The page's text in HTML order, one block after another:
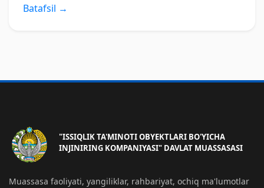
Batafsil →
"ISSIQLIK TA'MINOTI OBYEKTLARI BO'YICHA
INJINIRING KOMPANIYASI" DAVLAT MUASSASASI
Muassasa faoliyati, yangiliklar, rahbariyat, ochiq ma'lumotlar